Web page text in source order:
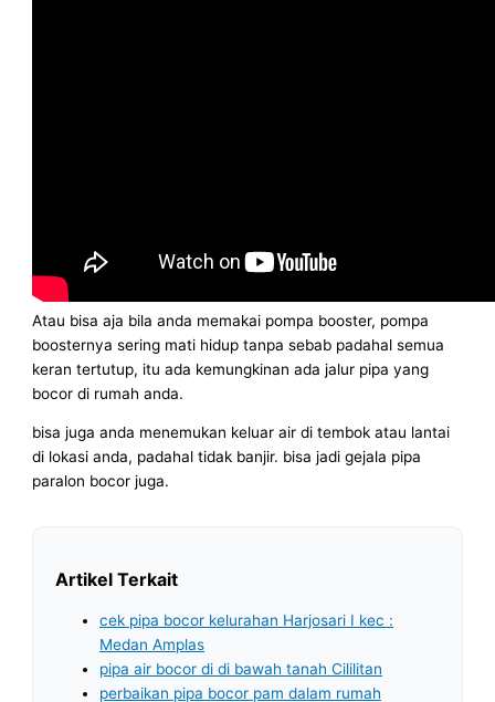
Atau bisa aja bila anda memakai pompa booster, pompa
boosternya sering mati hidup tanpa sebab padahal semua
keran tertutup, itu ada kemungkinan ada jalur pipa yang
bocor di rumah anda.
bisa juga anda menemukan keluar air di tembok atau lantai
di lokasi anda, padahal tidak banjir. bisa jadi gejala pipa
paralon bocor juga.
Artikel Terkait
cek pipa bocor kelurahan Harjosari I kec :
Medan Amplas
pipa air bocor di di bawah tanah Cililitan
perbaikan pipa bocor pam dalam rumah